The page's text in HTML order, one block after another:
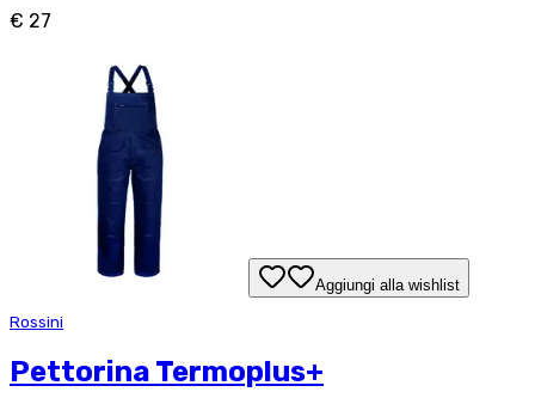
€ 27
Aggiungi alla wishlist
Rossini
Pettorina Termoplus+